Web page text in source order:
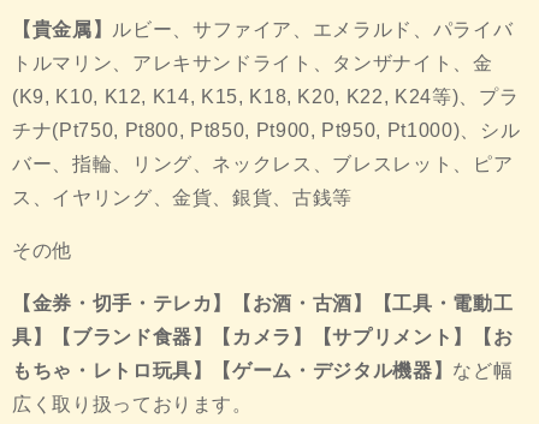
【貴金属】
ルビー、サファイア、エメラルド、パライバ
トルマリン、アレキサンドライト、タンザナイト、金
(K9, K10, K12, K14, K15, K18, K20, K22, K24等)、プラ
チナ(Pt750, Pt800, Pt850, Pt900, Pt950, Pt1000)、シル
バー、指輪、リング、ネックレス、ブレスレット、ピア
ス、イヤリング、金貨、銀貨、古銭等
その他
【金券・切手・テレカ】【お酒・古酒】【工具・電動工
具】【ブランド食器】【カメラ】【サプリメント】【お
もちゃ・レトロ玩具】【ゲーム・デジタル機器】 など幅
広く取り扱っております。